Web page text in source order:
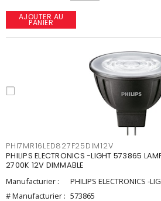
AJOUTER AU
PANIER
PHI7MR16LED827F25DIM12V
PHILIPS ELECTRONICS -LIGHT 573865
2700K 12V DIMMABLE
Manufacturier :
PHILIPS ELECTRONICS -
# Manufacturier : 573865